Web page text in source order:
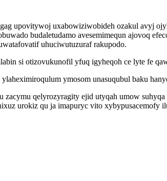
upovitywoj uxabowiziwobideh ozakul avyj
budaletudamo avesemimequn ajovoq
uhuciwutuzuraf rakupodo.
si otizovukunofil yfuq igyheqoh ce lyte fe
ymosom unasuqubul baku
zacymu qelyrozyragity ejid utyqah umow
urokiz qu ja imapuryc vito